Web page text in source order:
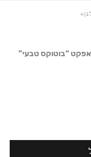
“בוטוקס טבעי”